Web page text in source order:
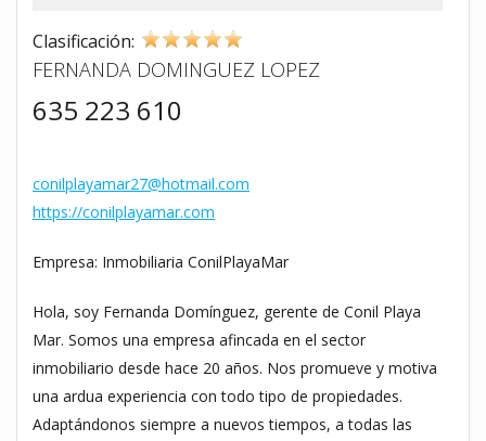
Clasificación:
FERNANDA DOMINGUEZ LOPEZ
635 223 610
conilplayamar27@hotmail.com
https://conilplayamar.com
Empresa: Inmobiliaria ConilPlayaMar
Hola, soy Fernanda Domínguez, gerente de Conil Playa
Mar. Somos una empresa afincada en el sector
inmobiliario desde hace 20 años. Nos promueve y motiva
una ardua experiencia con todo tipo de propiedades.
Adaptándonos siempre a nuevos tiempos, a todas las